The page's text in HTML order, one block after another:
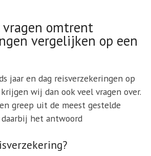
vragen omtrent
vergelijken op een
jaar en dag reisverzekeringen op
wij dan ook veel vragen over.
greep uit de meest gestelde
het antwoord